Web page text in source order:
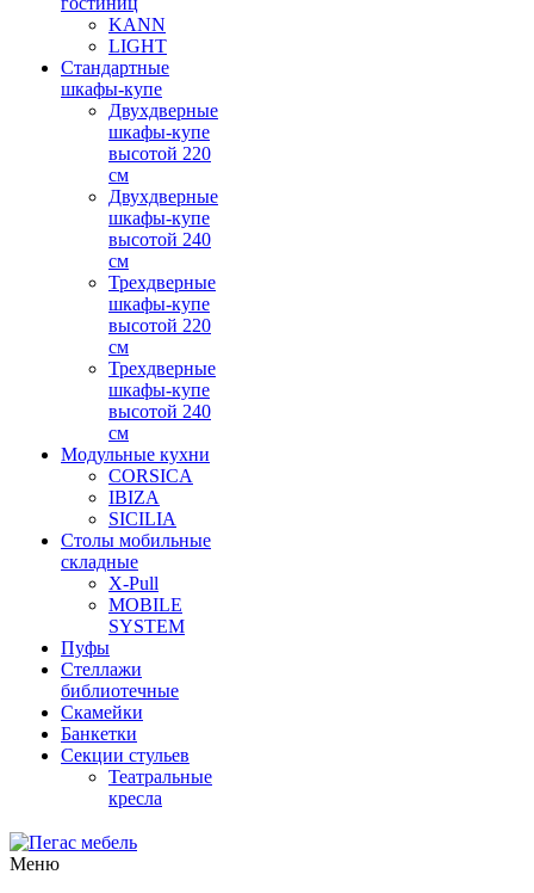
KANN
LIGHT
Стандартные
шкафы-купе
Двухдверные
шкафы-купе
высотой 220
см
Двухдверные
шкафы-купе
высотой 240
см
Трехдверные
шкафы-купе
высотой 220
см
Трехдверные
шкафы-купе
высотой 240
см
Модульные кухни
CORSICA
IBIZA
SICILIA
Столы мобильные
складные
X-Pull
MOBILE
SYSTEM
Пуфы
Стеллажи
библиотечные
Скамейки
Банкетки
Секции стульев
Театральные
кресла
Меню